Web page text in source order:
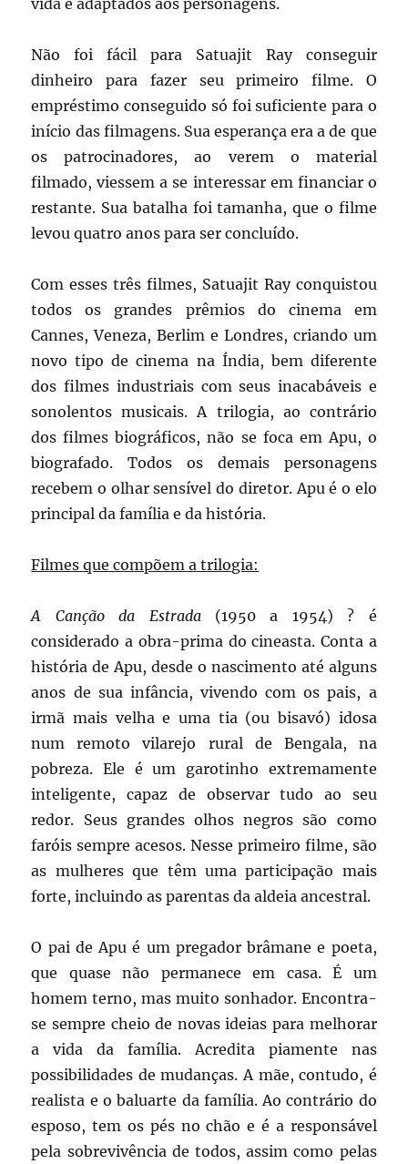
vida e adaptados aos personagens.
Não foi fácil para Satuajit Ray conseguir
dinheiro para fazer seu primeiro filme. O
empréstimo conseguido só foi suficiente para o
início das filmagens. Sua esperança era a de que
os patrocinadores, ao verem o material
filmado, viessem a se interessar em financiar o
restante. Sua batalha foi tamanha, que o filme
levou quatro anos para ser concluído.
Com esses três filmes, Satuajit Ray conquistou
todos os grandes prêmios do cinema em
Cannes, Veneza, Berlim e Londres, criando um
novo tipo de cinema na Índia, bem diferente
dos filmes industriais com seus inacabáveis e
sonolentos musicais. A trilogia, ao contrário
dos filmes biográficos, não se foca em Apu, o
biografado. Todos os demais personagens
recebem o olhar sensível do diretor. Apu é o elo
principal da família e da história.
Filmes que compõem a trilogia:
A Canção da Estrada(1950 a 1954) ? é
considerado a obra-prima do cineasta. Conta a
história de Apu, desde o nascimento até alguns
anos de sua infância, vivendo com os pais, a
irmã mais velha e uma tia (ou bisavó) idosa
num remoto vilarejo rural de Bengala, na
pobreza. Ele é um garotinho extremamente
inteligente, capaz de observar tudo ao seu
redor. Seus grandes olhos negros são como
faróis sempre acesos. Nesse primeiro filme, são
as mulheres que têm uma participação mais
forte, incluindo as parentas da aldeia ancestral.
O pai de Apu é um pregador brâmane e poeta,
que quase não permanece em casa. É um
homem terno, mas muito sonhador. Encontra-
se sempre cheio de novas ideias para melhorar
a vida da família. Acredita piamente nas
possibilidades de mudanças. A mãe, contudo, é
realista e o baluarte da família. Ao contrário do
esposo, tem os pés no chão e é a responsável
pela sobrevivência de todos, assim como pelas